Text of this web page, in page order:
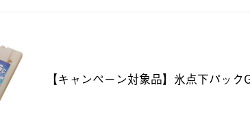
【キャンペーン対象品】氷点下パッ